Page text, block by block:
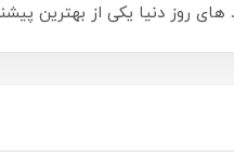
های روز دنیا یکی از